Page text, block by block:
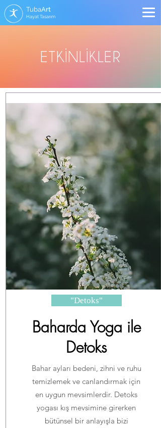
TubaArt
Hayat Tasarım
ETKİNLİKLER
"Detoks"
Baharda Yoga ile
Detoks
Bahar ayları bedeni, zihni ve ruhu
temizlemek ve canlandırmak için
en uygun mevsimlerdir. Detoks
yogası kış mevsimine girerken
bütünsel bir anlayışla bizi